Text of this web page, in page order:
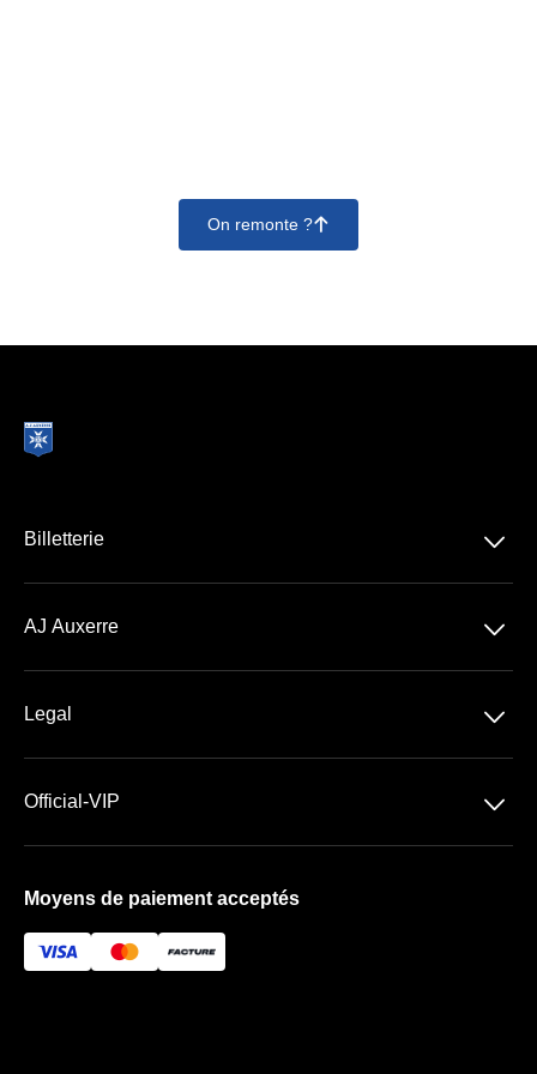
On remonte ?􀄨
Billetterie 􀆈
AJ Auxerre
􀆈
Legal 􀆈
Official-VIP 􀆈
FAQ
Moyens de paiement acceptés